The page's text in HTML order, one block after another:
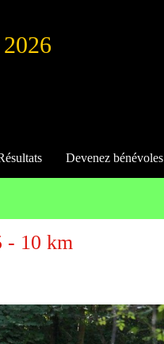
Devenez bénévoles
- 10 km